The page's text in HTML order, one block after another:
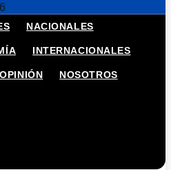
NACIONALES
INTERNACIONALES
OPINIÓN NOSOTROS